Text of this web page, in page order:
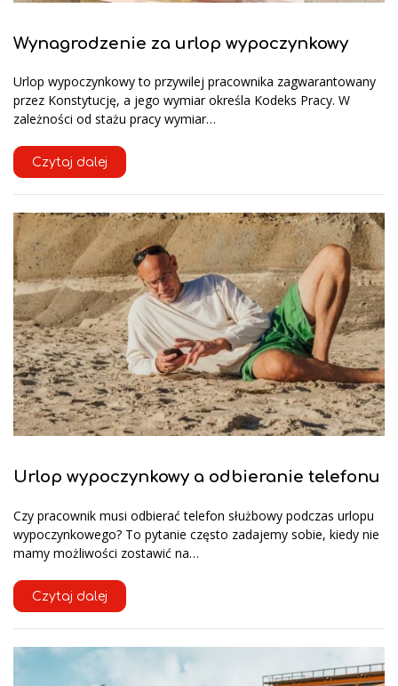
Wynagrodzenie za urlop wypoczynkowy
Urlop wypoczynkowy to przywilej pracownika zagwarantowany
przez Konstytucję, a jego wymiar określa Kodeks Pracy. W
zależności od stażu pracy wymiar…
Czytaj dalej
Urlop wypoczynkowy a odbieranie telefonu
Czy pracownik musi odbierać telefon służbowy podczas urlopu
wypoczynkowego? To pytanie często zadajemy sobie, kiedy nie
mamy możliwości zostawić na…
Czytaj dalej